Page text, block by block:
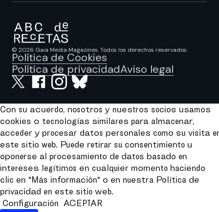
© 2026 Gaia Media Magazines. Todos los derechos reservados.
Política de Cookies
Política de privacidadAviso legal
Con su acuerdo, nosotros y nuestros socios usamos
cookies o tecnologías similares para almacenar,
acceder y procesar datos personales como su visita
este sitio web. Puede retirar su consentimiento u
oponerse al procesamiento de datos basado en
intereses legítimos en cualquier momento haciendo
clic en "Más información" o en nuestra Política de
privacidad en este sitio web.
Configuración
ACEPTAR